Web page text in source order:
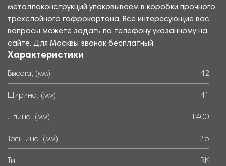
металлоконструкций упаковываем в коробки прочного
трехслойного гофрокартона. Все интересующие вас
вопросы можете задать по телефону указанному на
сайте. Для Москвы звонок бесплатный.
Характеристики
Высота, (мм) 42
Ширина, (мм) 41
Длина, (мм) 1400
Толщина, (мм) 2.5
Тип RK